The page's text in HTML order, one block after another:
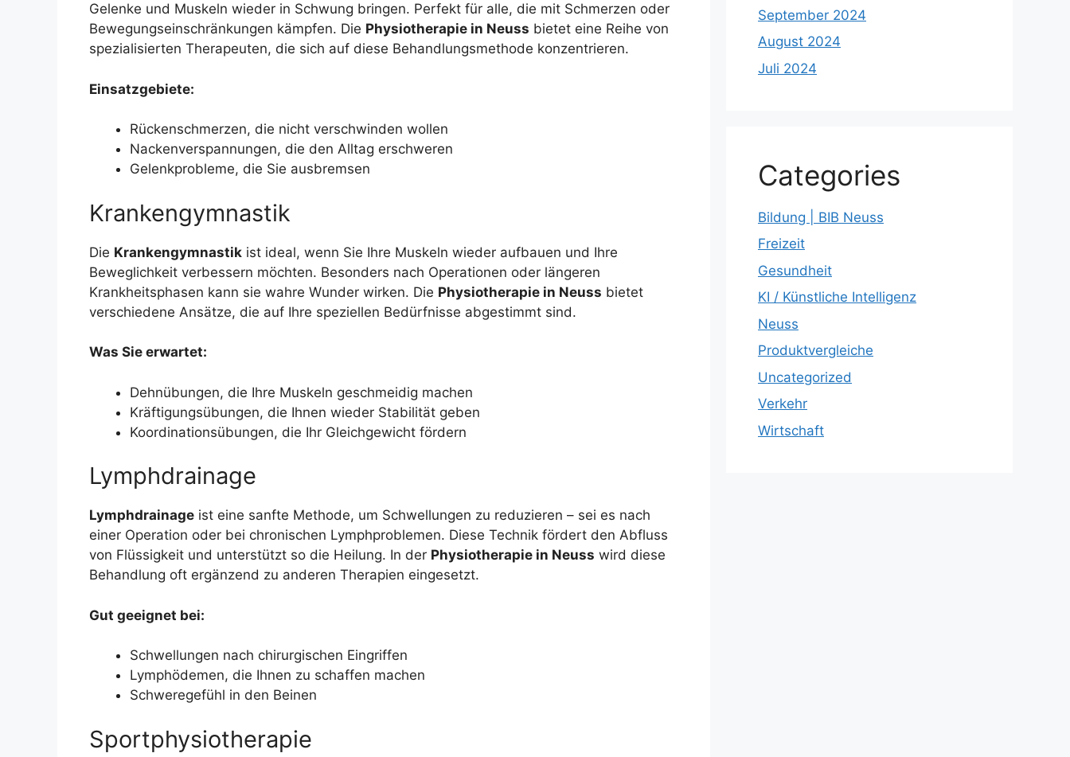
Gelenke und Muskeln wieder in Schwung bringen. Perfekt für alle, die mit Schmerzen oder
Bewegungseinschränkungen kämpfen. Die Physiotherapie in Neuss bietet eine Reihe von
spezialisierten Therapeuten, die sich auf diese Behandlungsmethode konzentrieren.
Einsatzgebiete:
Rückenschmerzen, die nicht verschwinden wollen
Nackenverspannungen, die den Alltag erschweren
Gelenkprobleme, die Sie ausbremsen
Krankengymnastik
Die Krankengymnastik ist ideal, wenn Sie Ihre Muskeln wieder aufbauen und Ihre
Beweglichkeit verbessern möchten. Besonders nach Operationen oder längeren
Krankheitsphasen kann sie wahre Wunder wirken. Die Physiotherapie in Neuss bietet
verschiedene Ansätze, die auf Ihre speziellen Bedürfnisse abgestimmt sind.
Was Sie erwartet:
Dehnübungen, die Ihre Muskeln geschmeidig machen
Kräftigungsübungen, die Ihnen wieder Stabilität geben
Koordinationsübungen, die Ihr Gleichgewicht fördern
Lymphdrainage
Lymphdrainage ist eine sanfte Methode, um Schwellungen zu reduzieren – sei es nach
einer Operation oder bei chronischen Lymphproblemen. Diese Technik fördert den Abfluss
von Flüssigkeit und unterstützt so die Heilung. In der Physiotherapie in Neuss wird diese
Behandlung oft ergänzend zu anderen Therapien eingesetzt.
Gut geeignet bei:
Schwellungen nach chirurgischen Eingriffen
Lymphödemen, die Ihnen zu schaffen machen
Schweregefühl in den Beinen
Sportphysiotherapie
September 2024
August 2024
Juli 2024
Categories
Bildung | BIB Neuss
Freizeit
Gesundheit
KI / Künstliche Intelligenz
Neuss
Produktvergleiche
Uncategorized
Verkehr
Wirtschaft